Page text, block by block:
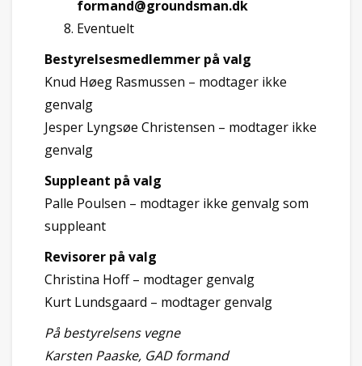
formand@groundsman.dk
Eventuelt
Bestyrelsesmedlemmer på valg
Knud Høeg Rasmussen – modtager ikke
genvalg
Jesper Lyngsøe Christensen – modtager ikke
genvalg
Suppleant på valg
Palle Poulsen – modtager ikke genvalg som
suppleant
Revisorer på valg
Christina Hoff – modtager genvalg
Kurt Lundsgaard – modtager genvalg
På bestyrelsens vegne
Karsten Paaske, GAD formand